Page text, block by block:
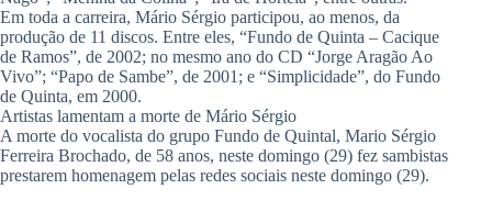
Em toda a carreira, Mário Sérgio participou, ao menos, da
produção de 11 discos. Entre eles, “Fundo de Quinta – Cacique
de Ramos”, de 2002; no mesmo ano do CD “Jorge Aragão Ao
Vivo”; “Papo de Sambe”, de 2001; e “Simplicidade”, do Fundo
de Quinta, em 2000.
Artistas lamentam a morte de Mário Sérgio
A morte do vocalista do grupo Fundo de Quintal, Mario Sérgio
Ferreira Brochado, de 58 anos, neste domingo (29) fez sambistas
prestarem homenagem pelas redes sociais neste domingo (29).